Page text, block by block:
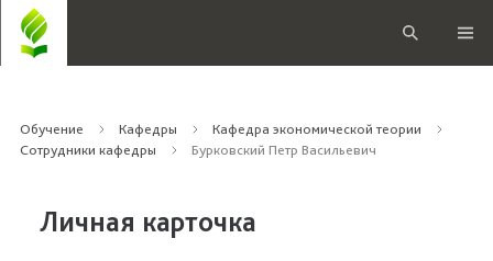
Обучение Кафедры
Кафедра экономической теории
Сотрудники кафедры
Бурковский Петр Васильевич
Личная карточка